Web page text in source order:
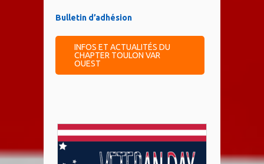
Bulletin d’adhésion
INFOS ET ACTUALITÉS DU
CHAPTER TOULON VAR
OUEST